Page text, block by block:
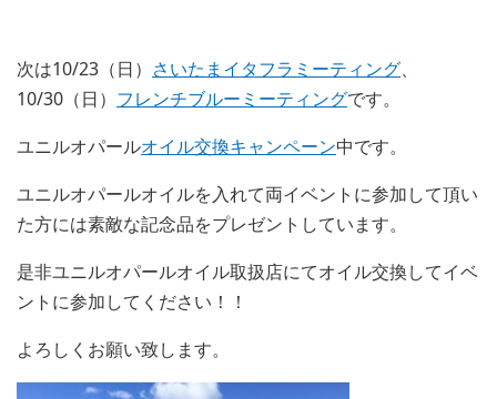
次は10/23（日） さいたまイタフラミーティング、
10/30（日） フレンチブルーミーティングです。
ユニルオパールオイル交換キャンペーン中です。
ユニルオパールオイルを入れて両イベントに参加して頂い
た方には素敵な記念品をプレゼントしています。
是非ユニルオパールオイル取扱店にてオイル交換してイベ
ントに参加してください！！
よろしくお願い致します。